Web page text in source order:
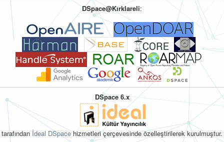
DSpace@Kırklareli:
DSpace 6.x
tarafından İdeal DSpacehizmetleri çerçevesinde özelleştirilerek kurulmuştur.